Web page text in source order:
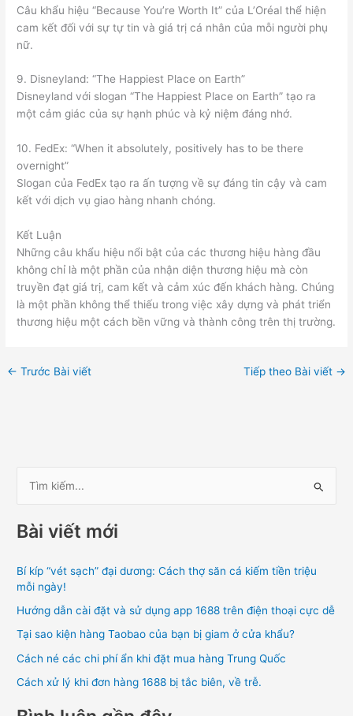
Câu khẩu hiệu “Because You’re Worth It” của L’Oréal thể hiện
cam kết đối với sự tự tin và giá trị cá nhân của mỗi người phụ
nữ.
9. Disneyland: “The Happiest Place on Earth”
Disneyland với slogan “The Happiest Place on Earth” tạo ra
một cảm giác của sự hạnh phúc và kỷ niệm đáng nhớ.
10. FedEx: “When it absolutely, positively has to be there
overnight”
Slogan của FedEx tạo ra ấn tượng về sự đáng tin cậy và cam
kết với dịch vụ giao hàng nhanh chóng.
Kết Luận
Những câu khẩu hiệu nổi bật của các thương hiệu hàng đầu
không chỉ là một phần của nhận diện thương hiệu mà còn
truyền đạt giá trị, cam kết và cảm xúc đến khách hàng. Chúng
là một phần không thể thiếu trong việc xây dựng và phát triển
thương hiệu một cách bền vững và thành công trên thị trường.
← Trước Bài viết Tiếp theo Bài viết →
m
i
m
:
Bài viết mới
Bí kíp “vét sạch” đại dương: Cách thợ săn cá kiếm tiền triệu
mỗi ngày!
Hướng dẫn cài đặt và sử dụng app 1688 trên điện thoại cực dễ
Tại sao kiện hàng Taobao của bạn bị giam ở cửa khẩu?
Cách né các chi phí ẩn khi đặt mua hàng Trung Quốc
Cách xử lý khi đơn hàng 1688 bị tắc biên, về trễ.